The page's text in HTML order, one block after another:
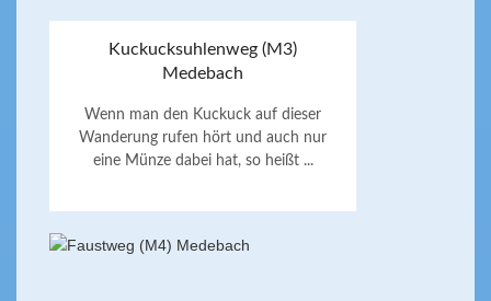
Kuckucksuhlenweg (M3)
Medebach
Wenn man den Kuckuck auf dieser
Wanderung rufen hört und auch nur
eine Münze dabei hat, so heißt ...